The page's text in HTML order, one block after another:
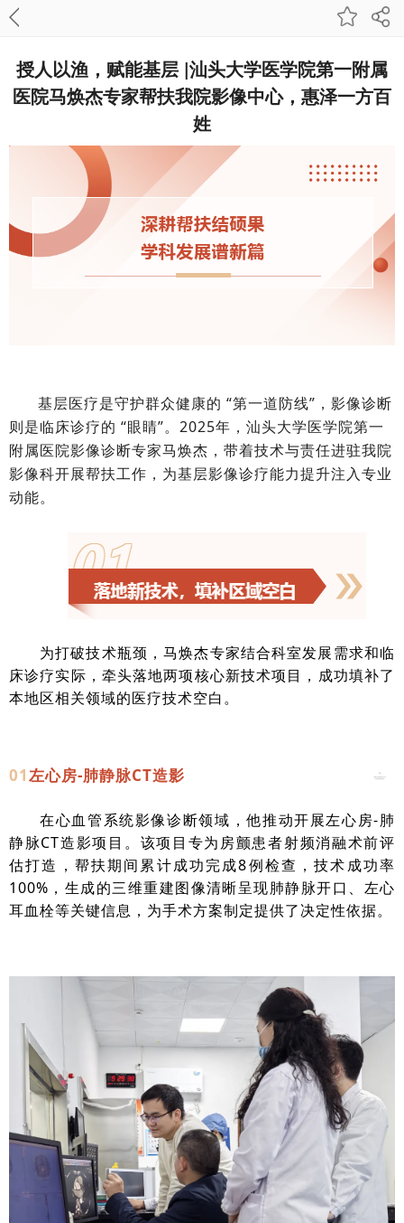
授人以渔，赋能基层 |汕头大学医学院第一附属
医院马焕杰专家帮扶我院影像中心，惠泽一方百
姓
基层医疗是守护群众健康的 “第一道防线”，影像诊断
则是临床诊疗的 “眼睛”。2025年，汕头大学医学院第一
附属医院影像诊断专家马焕杰，带着技术与责任进驻我院
影像科开展帮扶工作，为基层影像诊疗能力提升注入专业
动能。
为打破技术瓶颈，马焕杰专家结合科室发展需求和临
床诊疗实际，牵头落地两项核心新技术项目，成功填补了
本地区相关领域的医疗技术空白。
01左心房-肺静脉CT造影
在心血管系统影像诊断领域，他推动开展左心房-肺
静脉CT造影项目。该项目专为房颤患者射频消融术前评
估打造，帮扶期间累计成功完成8例检查，技术成功率
100%，生成的三维重建图像清晰呈现肺静脉开口、左心
耳血栓等关键信息，为手术方案制定提供了决定性依据。